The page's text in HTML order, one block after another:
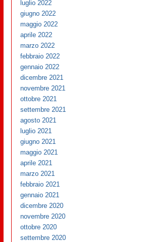
luglio 2022
giugno 2022
maggio 2022
aprile 2022
marzo 2022
febbraio 2022
gennaio 2022
dicembre 2021
novembre 2021
ottobre 2021
settembre 2021
agosto 2021
luglio 2021
giugno 2021
maggio 2021
aprile 2021
marzo 2021
febbraio 2021
gennaio 2021
dicembre 2020
novembre 2020
ottobre 2020
settembre 2020